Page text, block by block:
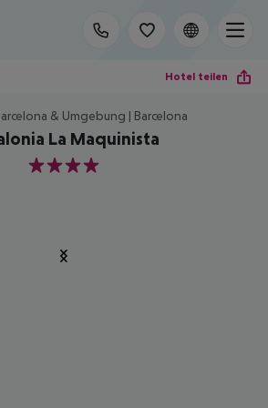
Hotel teilen
& Umgebung | Barcelona
La Maquinista
4